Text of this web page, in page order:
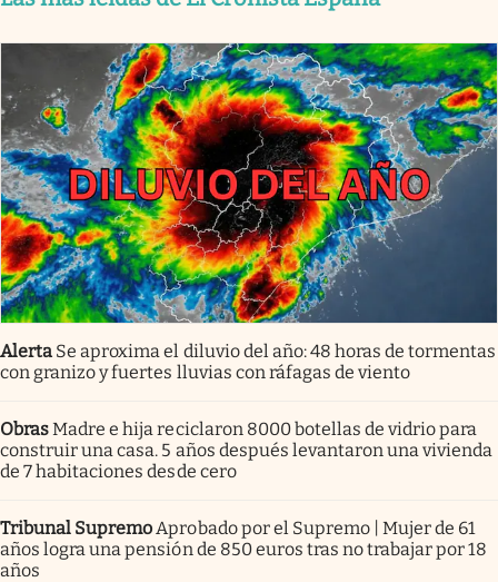
Alerta Se aproxima el diluvio del año: 48 horas de tormentas
con granizo y fuertes lluvias con ráfagas de viento
ObrasMadre e hija reciclaron 8000 botellas de vidrio para
construir una casa. 5 años después levantaron una vivienda
de 7 habitaciones desde cero
Tribunal Supremo Aprobado por el Supremo | Mujer de 61
años logra una pensión de 850 euros tras no trabajar por 18
años